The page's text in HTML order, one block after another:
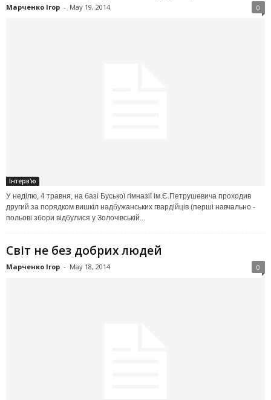
Марченко Ігор - May 19, 2014 0
Інтерв'ю
У неділю, 4 травня, на базі Буської гімназії ім.Є.Петрушевича проходив
другий за порядком вишкіл надбужанських гвардійців (перші навчально -
польові збори відбулися у Золочівській...
Світ не без добрих людей
Марченко Ігор - May 18, 2014 0